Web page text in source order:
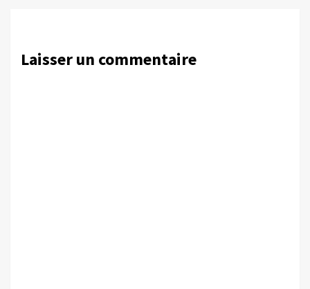
Laisser un commentaire